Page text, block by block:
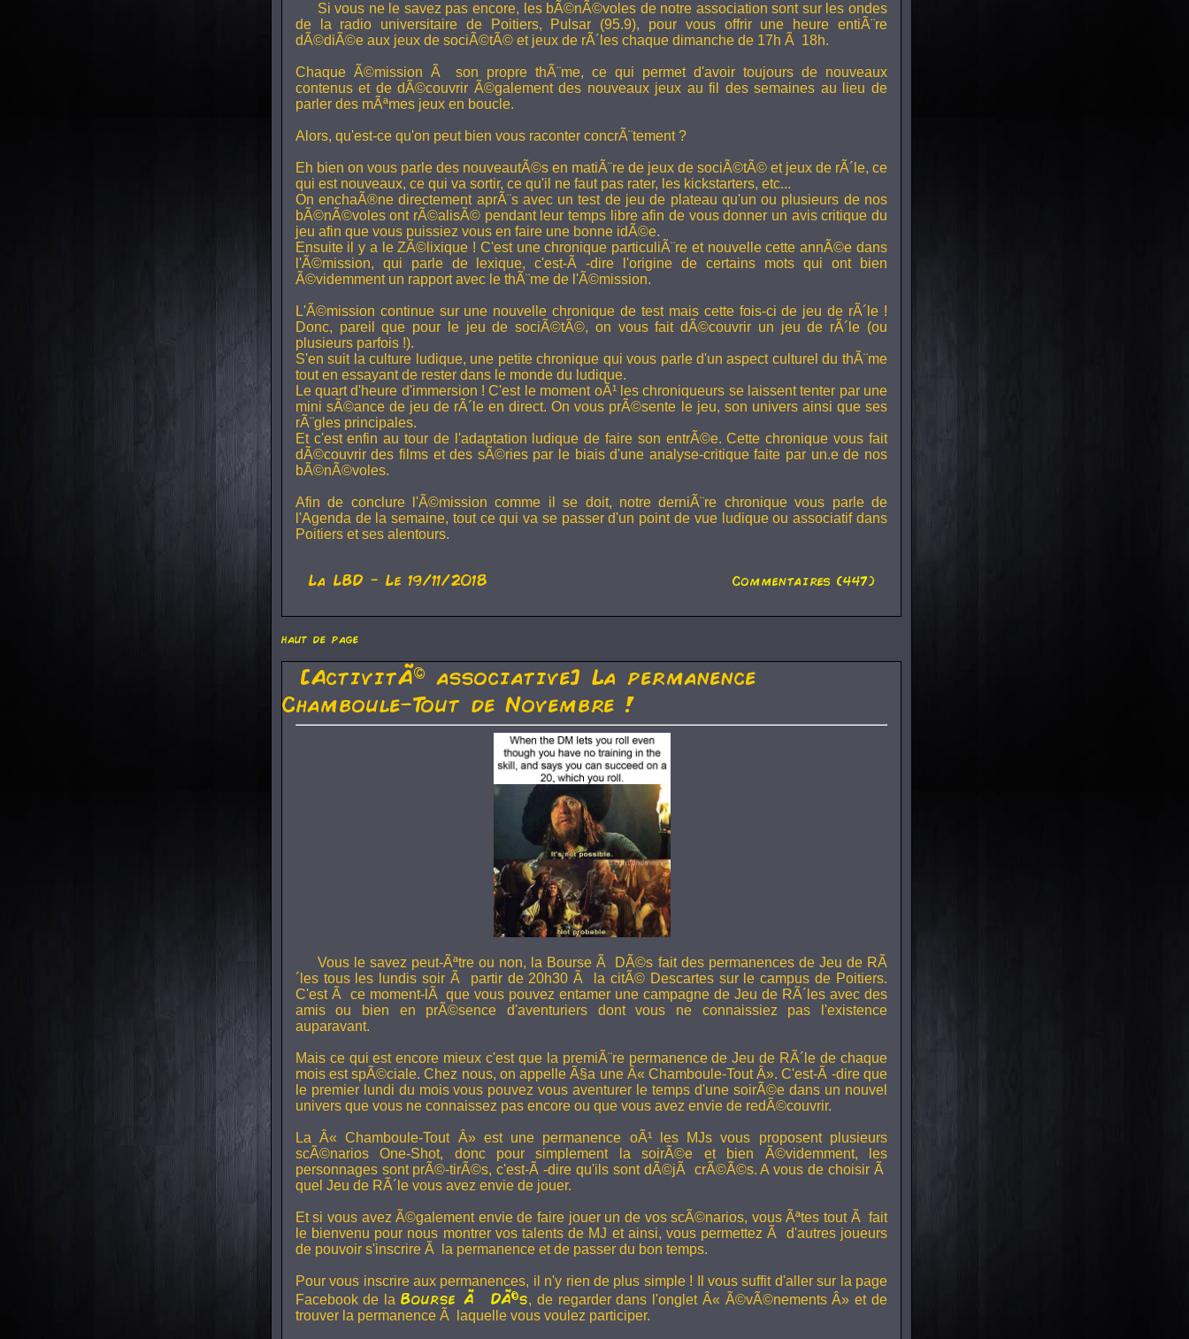
Si vous ne le savez pas encore, les bÃ©nÃ©voles de notre association sont sur les ondes
de la radio universitaire de Poitiers, Pulsar (95.9), pour vous offrir une heure entiÃ¨re
dÃ©diÃ©e aux jeux de sociÃ©tÃ© et jeux de rÃ´les chaque dimanche de 17h Ã 18h.
Chaque Ã©mission Ã son propre thÃ¨me, ce qui permet d'avoir toujours de nouveaux
contenus et de dÃ©couvrir Ã©galement des nouveaux jeux au fil des semaines au lieu de
parler des mÃªmes jeux en boucle.
Alors, qu'est-ce qu'on peut bien vous raconter concrÃ¨tement ?
Eh bien on vous parle des nouveautÃ©s en matiÃ¨re de jeux de sociÃ©tÃ© et jeux de rÃ´le, ce
qui est nouveaux, ce qui va sortir, ce qu'il ne faut pas rater, les kickstarters, etc...
On enchaÃ®ne directement aprÃ¨s avec un test de jeu de plateau qu'un ou plusieurs de nos
bÃ©nÃ©voles ont rÃ©alisÃ© pendant leur temps libre afin de vous donner un avis critique du
jeu afin que vous puissiez vous en faire une bonne idÃ©e.
Ensuite il y a le ZÃ©lixique ! C'est une chronique particuliÃ¨re et nouvelle cette annÃ©e dans
l'Ã©mission, qui parle de lexique, c'est-Ã -dire l'origine de certains mots qui ont bien
Ã©videmment un rapport avec le thÃ¨me de l'Ã©mission.
L'Ã©mission continue sur une nouvelle chronique de test mais cette fois-ci de jeu de rÃ´le !
Donc, pareil que pour le jeu de sociÃ©tÃ©, on vous fait dÃ©couvrir un jeu de rÃ´le (ou
plusieurs parfois !).
S'en suit la culture ludique, une petite chronique qui vous parle d'un aspect culturel du thÃ¨me
tout en essayant de rester dans le monde du ludique.
Le quart d'heure d'immersion ! C'est le moment oÃ¹ les chroniqueurs se laissent tenter par une
mini sÃ©ance de jeu de rÃ´le en direct. On vous prÃ©sente le jeu, son univers ainsi que ses
rÃ¨gles principales.
Et c'est enfin au tour de l'adaptation ludique de faire son entrÃ©e. Cette chronique vous fait
dÃ©couvrir des films et des sÃ©ries par le biais d'une analyse-critique faite par un.e de nos
bÃ©nÃ©voles.
Afin de conclure l'Ã©mission comme il se doit, notre derniÃ¨re chronique vous parle de
l'Agenda de la semaine, tout ce qui va se passer d'un point de vue ludique ou associatif dans
Poitiers et ses alentours.
La LBD - Le 19/11/2018 Commentaires (447)
haut de page
[ActivitÃ© associative] La permanence
Chamboule-Tout de Novembre !
Vous le savez peut-Ãªtre ou non, la Bourse Ã DÃ©s fait des permanences de Jeu de RÃ
´les tous les lundis soir Ã partir de 20h30 Ã la citÃ© Descartes sur le campus de Poitiers.
C'est Ã ce moment-lÃ que vous pouvez entamer une campagne de Jeu de RÃ´les avec des
amis ou bien en prÃ©sence d'aventuriers dont vous ne connaissiez pas l'existence
auparavant.
Mais ce qui est encore mieux c'est que la premiÃ¨re permanence de Jeu de RÃ´le de chaque
mois est spÃ©ciale. Chez nous, on appelle Ã§a une Â« Chamboule-Tout Â». C'est-Ã -dire que
le premier lundi du mois vous pouvez vous aventurer le temps d'une soirÃ©e dans un nouvel
univers que vous ne connaissez pas encore ou que vous avez envie de redÃ©couvrir.
La Â« Chamboule-Tout Â» est une permanence oÃ¹ les MJs vous proposent plusieurs
scÃ©narios One-Shot, donc pour simplement la soirÃ©e et bien Ã©videmment, les
personnages sont prÃ©-tirÃ©s, c'est-Ã -dire qu'ils sont dÃ©jÃ crÃ©Ã©s. A vous de choisir Ã
quel Jeu de RÃ´le vous avez envie de jouer.
Et si vous avez Ã©galement envie de faire jouer un de vos scÃ©narios, vous Ãªtes tout Ã fait
le bienvenu pour nous montrer vos talents de MJ et ainsi, vous permettez Ã d'autres joueurs
de pouvoir s'inscrire Ã la permanence et de passer du bon temps.
Pour vous inscrire aux permanences, il n'y rien de plus simple ! Il vous suffit d'aller sur la page
Facebook de la Bourse Ã DÃ©s, de regarder dans l'onglet Â« Ã©vÃ©nements Â» et de
trouver la permanence Ã laquelle vous voulez participer.